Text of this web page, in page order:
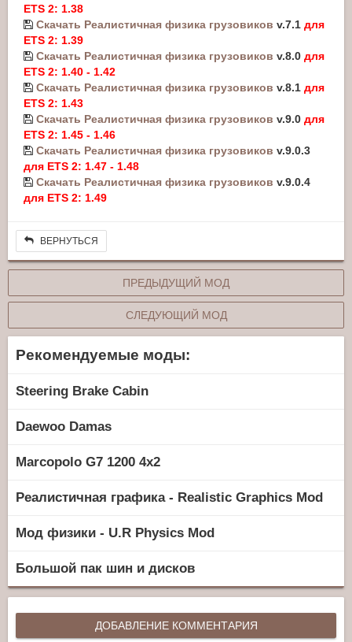
ETS 2: 1.38
Скачать Реалистичная физика грузовиков v.7.1 для
ETS 2: 1.39
Скачать Реалистичная физика грузовиков v.8.0 для
ETS 2: 1.40 - 1.42
Скачать Реалистичная физика грузовиков v.8.1 для
ETS 2: 1.43
Скачать Реалистичная физика грузовиков v.9.0 для
ETS 2: 1.45 - 1.46
Скачать Реалистичная физика грузовиков v.9.0.3
для ETS 2: 1.47 - 1.48
Скачать Реалистичная физика грузовиков v.9.0.4
для ETS 2: 1.49
ВЕРНУТЬСЯ
ПРЕДЫДУЩИЙ МОД
СЛЕДУЮЩИЙ МОД
Рекомендуемые моды:
Steering Brake Cabin
Daewoo Damas
Marcopolo G7 1200 4x2
Реалистичная графика - Realistic Graphics Mod
Мод физики - U.R Physics Mod
Большой пак шин и дисков
ДОБАВЛЕНИЕ КОММЕНТАРИЯ